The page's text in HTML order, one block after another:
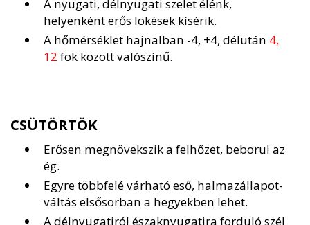
A nyugati, délnyugati szelet élénk,
helyenként erős lökések kísérik.
A hőmérséklet hajnalban -4, +4, délután 4,
12 fok között valószínű.
CSÜTÖRTÖK
Erősen megnövekszik a felhőzet, beborul az
ég.
Egyre többfelé várható eső, halmazállapot-
váltás elsősorban a hegyekben lehet.
A délnyugatiról északnyugatira forduló szél